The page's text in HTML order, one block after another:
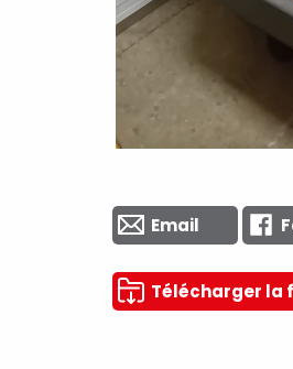
Email
Télécharger la